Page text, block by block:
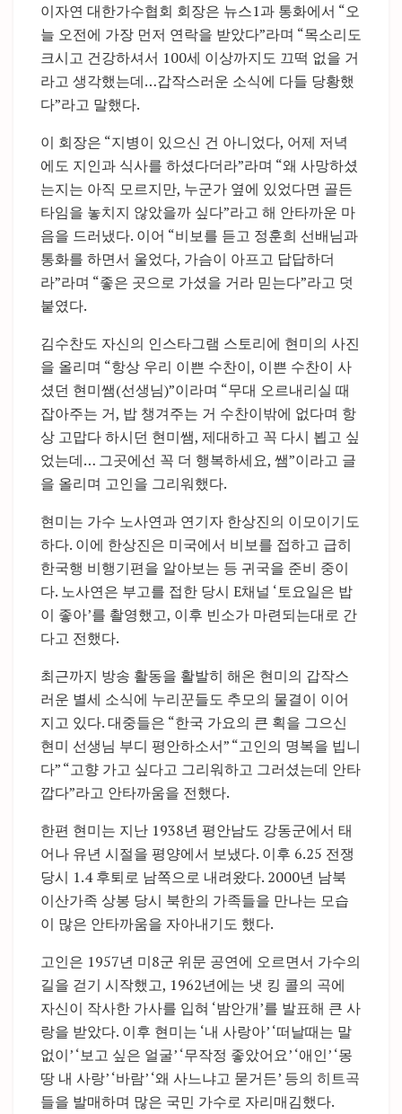
이자연 대한가수협회 회장은 뉴스1과 통화에서 “오
늘 오전에 가장 먼저 연락을 받았다”라며 “목소리도
크시고 건강하셔서 100세 이상까지도 끄떡 없을 거
라고 생각했는데…갑작스러운 소식에 다들 당황했
다”라고 말했다.
이 회장은 “지병이 있으신 건 아니었다, 어제 저녁
에도 지인과 식사를 하셨다더라”라며 “왜 사망하셨
는지는 아직 모르지만, 누군가 옆에 있었다면 골든
타임을 놓치지 않았을까 싶다”라고 해 안타까운 마
음을 드러냈다. 이어 “비보를 듣고 정훈희 선배님과
통화를 하면서 울었다, 가슴이 아프고 답답하더
라”라며 “좋은 곳으로 가셨을 거라 믿는다”라고 덧
붙였다.
김수찬도 자신의 인스타그램 스토리에 현미의 사진
을 올리며 “항상 우리 이쁜 수찬이, 이쁜 수찬이 사
셨던 현미쌤(선생님)”이라며 “무대 오르내리실 때
잡아주는 거, 밥 챙겨주는 거 수찬이밖에 없다며 항
상 고맙다 하시던 현미쌤, 제대하고 꼭 다시 뵙고 싶
었는데… 그곳에선 꼭 더 행복하세요, 쌤”이라고 글
을 올리며 고인을 그리워했다.
현미는 가수 노사연과 연기자 한상진의 이모이기도
하다. 이에 한상진은 미국에서 비보를 접하고 급히
한국행 비행기편을 알아보는 등 귀국을 준비 중이
다. 노사연은 부고를 접한 당시 E채널 ‘토요일은 밥
이 좋아’를 촬영했고, 이후 빈소가 마련되는대로 간
다고 전했다.
최근까지 방송 활동을 활발히 해온 현미의 갑작스
러운 별세 소식에 누리꾼들도 추모의 물결이 이어
지고 있다. 대중들은 “한국 가요의 큰 획을 그으신
현미 선생님 부디 평안하소서” “고인의 명복을 빕니
다” “고향 가고 싶다고 그리워하고 그러셨는데 안타
깝다”라고 안타까움을 전했다.
한편 현미는 지난 1938년 평안남도 강동군에서 태
어나 유년 시절을 평양에서 보냈다. 이후 6.25 전쟁
당시 1.4 후퇴로 남쪽으로 내려왔다. 2000년 남북
이산가족 상봉 당시 북한의 가족들을 만나는 모습
이 많은 안타까움을 자아내기도 했다.
고인은 1957년 미8군 위문 공연에 오르면서 가수의
길을 걷기 시작했고, 1962년에는 냇 킹 콜의 곡에
자신이 작사한 가사를 입혀 ‘밤안개’를 발표해 큰 사
랑을 받았다. 이후 현미는 ‘내 사랑아’ ‘떠날때는 말
없이’ ‘보고 싶은 얼굴’ ‘무작정 좋았어요’ ‘애인’ ‘몽
땅 내 사랑’ ‘바람’ ‘왜 사느냐고 묻거든’ 등의 히트곡
들을 발매하며 많은 국민 가수로 자리매김했다.